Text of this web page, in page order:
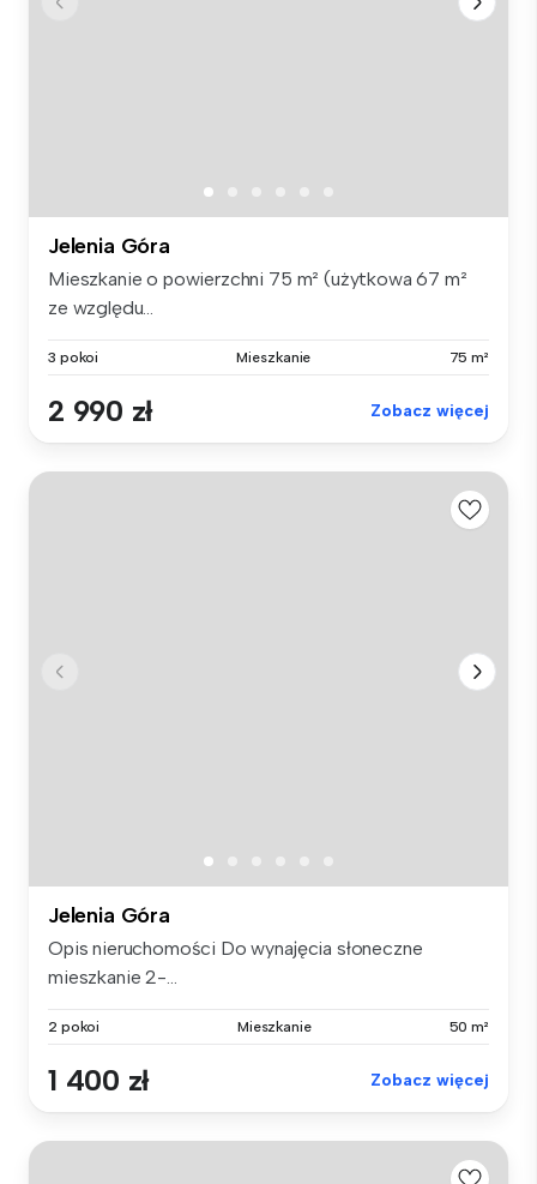
Jelenia Góra
Mieszkanie o powierzchni 75 m² (użytkowa 67 m²
ze względu...
3 pokoi Mieszkanie 75 m²
2 990 zł Zobacz więcej
Jelenia Góra
Opis nieruchomości Do wynajęcia słoneczne
mieszkanie 2-...
2 pokoi Mieszkanie 50 m²
1 400 zł Zobacz więcej